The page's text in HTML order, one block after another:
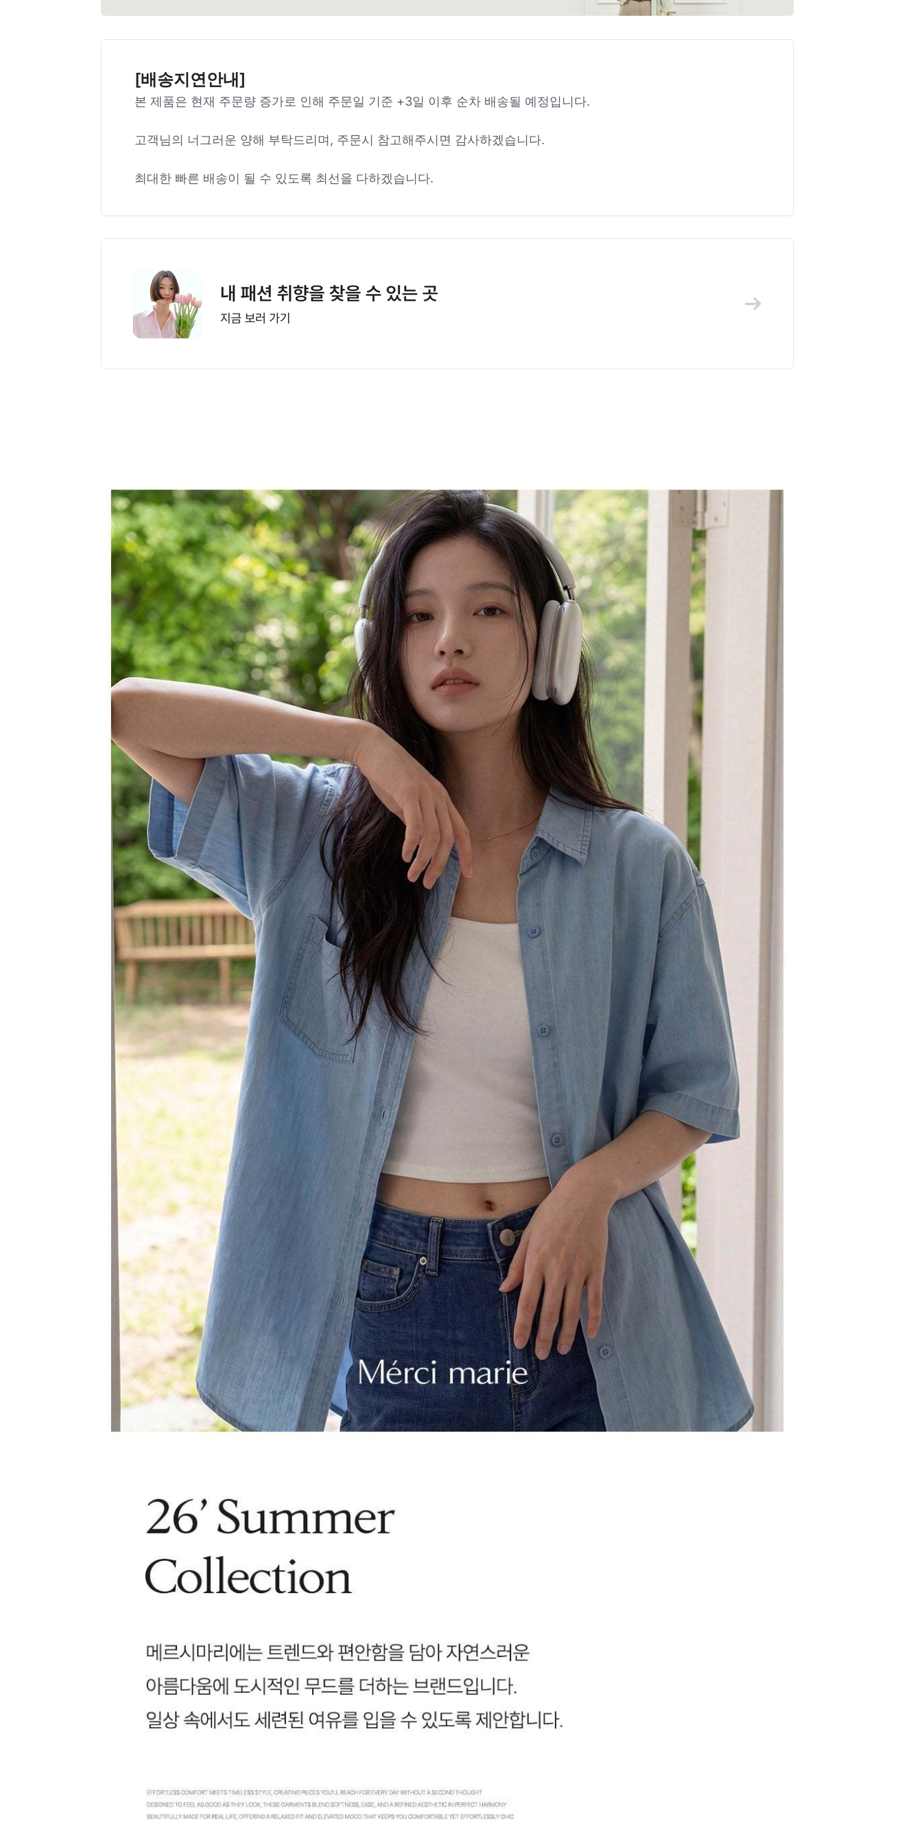
[배송지연안내]
본 제품은 현재 주문량 증가로 인해 주문일 기준 +3일 이후 순차 배송될 예정입니다.
고객님의 너그러운 양해 부탁드리며, 주문시 참고해주시면 감사하겠습니다.
최대한 빠른 배송이 될 수 있도록 최선을 다하겠습니다.